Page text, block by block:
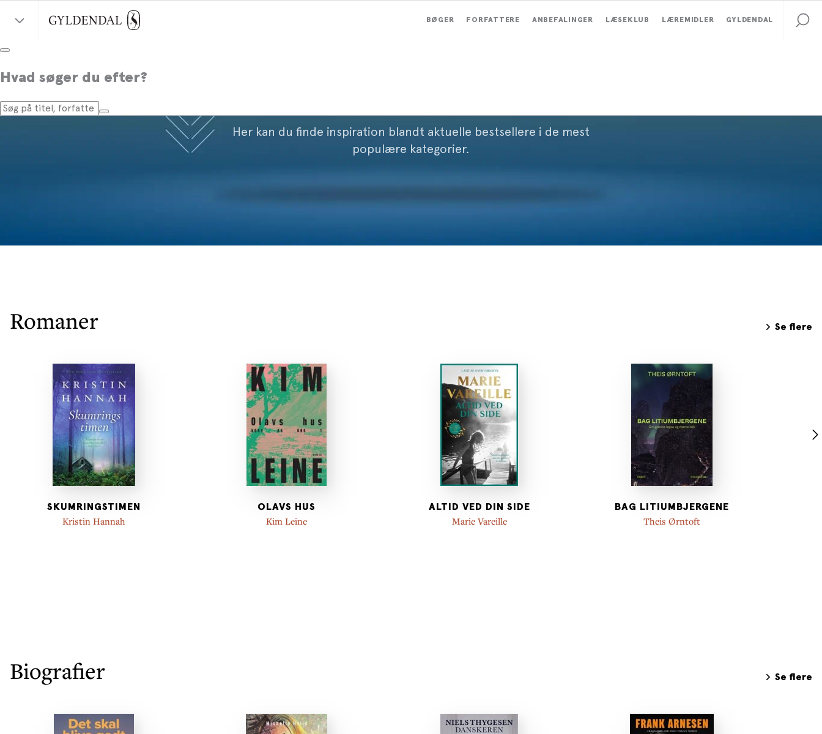
BØGER FORFATTERE ANBEFALINGER LÆSEKLUB LÆREMIDLER GYLDENDAL
Hvad søger du efter?
Her kan du finde inspiration blandt aktuelle bestsellere i de mest
populære kategorier.
Romaner Se flere
SKUMRINGSTIMEN
Kristin Hannah
OLAVS HUS
Kim Leine
ALTID VED DIN SIDE
Marie Vareille
BAG LITIUMBJERGENE
Theis Ørntoft
Biografier Se flere